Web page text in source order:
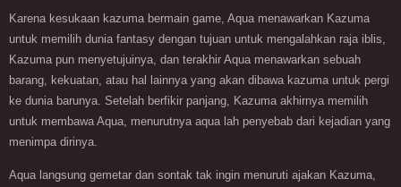
Karena kesukaan kazuma bermain game, Aqua menawarkan Kazuma
untuk memilih dunia fantasy dengan tujuan untuk mengalahkan raja iblis,
Kazuma pun menyetujuinya, dan terakhir Aqua menawarkan sebuah
barang, kekuatan, atau hal lainnya yang akan dibawa kazuma untuk pergi
ke dunia barunya. Setelah berfikir panjang, Kazuma akhirnya memilih
untuk membawa Aqua, menurutnya aqua lah penyebab dari kejadian yang
menimpa dirinya.
Aqua langsung gemetar dan sontak tak ingin menuruti ajakan Kazuma,